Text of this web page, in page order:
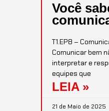
Você
T1.EP8 –
Comunicar bem
interpretar e
equipes que
LEIA »
21 de Maio de 2025